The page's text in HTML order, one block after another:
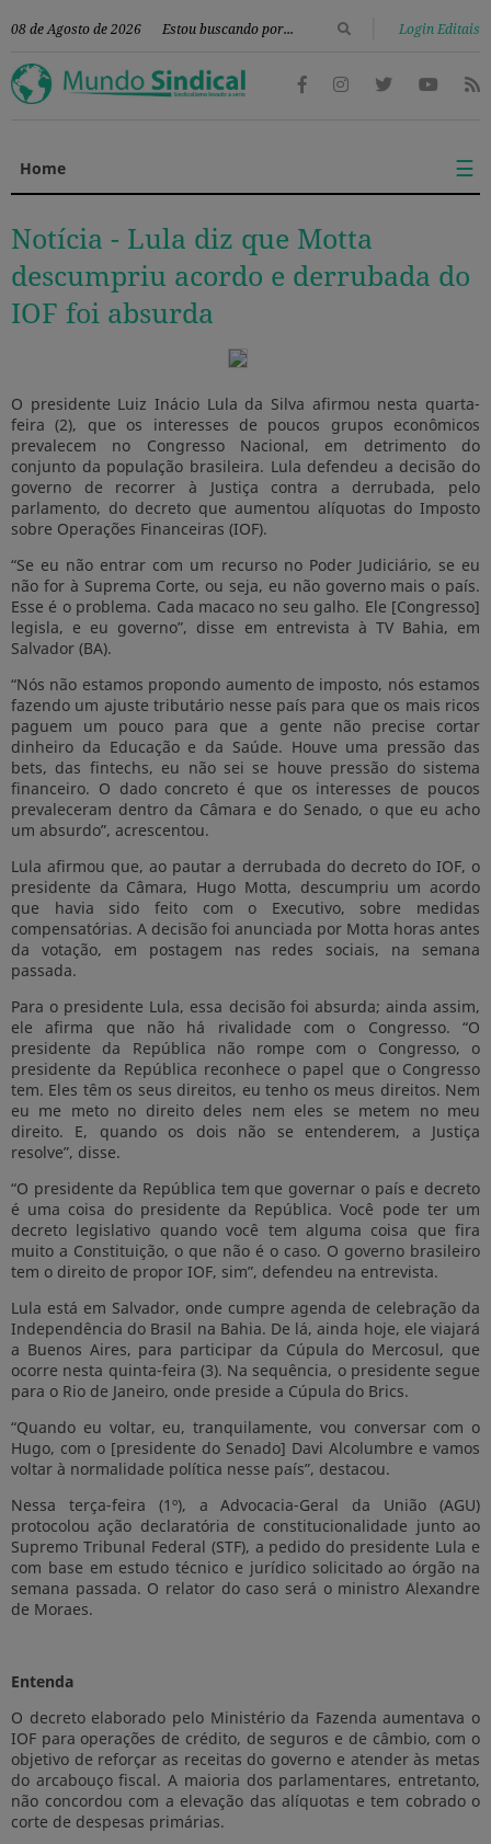
08 de Agosto de 2026 Login Editais
Home ☰
Notícia - Lula diz que Motta
descumpriu acordo e derrubada do
IOF foi absurda
O presidente Luiz Inácio Lula da Silva afirmou nesta quarta-
feira (2), que os interesses de poucos grupos econômicos
prevalecem no Congresso Nacional, em detrimento do
conjunto da população brasileira. Lula defendeu a decisão do
governo de recorrer à Justiça contra a derrubada, pelo
parlamento, do decreto que aumentou alíquotas do Imposto
sobre Operações Financeiras (IOF).
“Se eu não entrar com um recurso no Poder Judiciário, se eu
não for à Suprema Corte, ou seja, eu não governo mais o país.
Esse é o problema. Cada macaco no seu galho. Ele [Congresso]
legisla, e eu governo”, disse em entrevista à TV Bahia, em
Salvador (BA).
“Nós não estamos propondo aumento de imposto, nós estamos
fazendo um ajuste tributário nesse país para que os mais ricos
paguem um pouco para que a gente não precise cortar
dinheiro da Educação e da Saúde. Houve uma pressão das
bets, das fintechs, eu não sei se houve pressão do sistema
financeiro. O dado concreto é que os interesses de poucos
prevaleceram dentro da Câmara e do Senado, o que eu acho
um absurdo”, acrescentou.
Lula afirmou que, ao pautar a derrubada do decreto do IOF, o
presidente da Câmara, Hugo Motta, descumpriu um acordo
que havia sido feito com o Executivo, sobre medidas
compensatórias. A decisão foi anunciada por Motta horas antes
da votação, em postagem nas redes sociais, na semana
passada.
Para o presidente Lula, essa decisão foi absurda; ainda assim,
ele afirma que não há rivalidade com o Congresso. “O
presidente da República não rompe com o Congresso, o
presidente da República reconhece o papel que o Congresso
tem. Eles têm os seus direitos, eu tenho os meus direitos. Nem
eu me meto no direito deles nem eles se metem no meu
direito. E, quando os dois não se entenderem, a Justiça
resolve”, disse.
“O presidente da República tem que governar o país e decreto
é uma coisa do presidente da República. Você pode ter um
decreto legislativo quando você tem alguma coisa que fira
muito a Constituição, o que não é o caso. O governo brasileiro
tem o direito de propor IOF, sim”, defendeu na entrevista.
Lula está em Salvador, onde cumpre agenda de celebração da
Independência do Brasil na Bahia. De lá, ainda hoje, ele viajará
a Buenos Aires, para participar da Cúpula do Mercosul, que
ocorre nesta quinta-feira (3). Na sequência, o presidente segue
para o Rio de Janeiro, onde preside a Cúpula do Brics.
“Quando eu voltar, eu, tranquilamente, vou conversar com o
Hugo, com o [presidente do Senado] Davi Alcolumbre e vamos
voltar à normalidade política nesse país”, destacou.
Nessa terça-feira (1º), a Advocacia-Geral da União (AGU)
protocolou ação declaratória de constitucionalidade junto ao
Supremo Tribunal Federal (STF), a pedido do presidente Lula e
com base em estudo técnico e jurídico solicitado ao órgão na
semana passada. O relator do caso será o ministro Alexandre
de Moraes.
Entenda
O decreto elaborado pelo Ministério da Fazenda aumentava o
IOF para operações de crédito, de seguros e de câmbio, com o
objetivo de reforçar as receitas do governo e atender às metas
do arcabouço fiscal. A maioria dos parlamentares, entretanto,
não concordou com a elevação das alíquotas e tem cobrado o
corte de despesas primárias.